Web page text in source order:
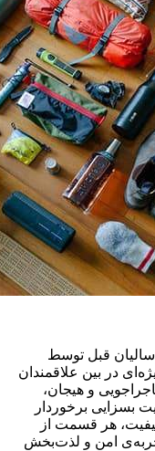
قبل توسط
در بین علاقمندان
و هیجان،
بسزایی برخوردار
هر قسمت از
امن و لذت‌بخش